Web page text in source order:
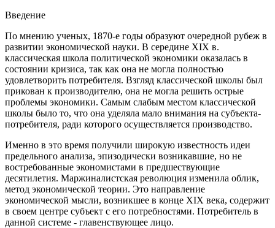
Введение
По мнению ученых, 1870-е годы образуют очередной рубеж в
развитии экономической науки. В середине XIX в.
классическая школа политической экономики оказалась в
состоянии кризиса, так как она не могла полностью
удовлетворить потребителя. Взгляд классической школы был
прикован к производителю, она не могла решить острые
проблемы экономики. Самым слабым местом классической
школы было то, что она уделяла мало внимания на субъекта-
потребителя, ради которого осуществляется производство.
Именно в это время получили широкую известность идеи
предельного анализа, эпизодически возникавшие, но не
востребованные экономистами в предшествующие
десятилетия. Маржиналистская революция изменила облик,
метод экономической теории. Это направление
экономической мысли, возникшее в конце XIX века, содержит
в своем центре субъект с его потребностями. Потребитель в
данной системе - главенствующее лицо.